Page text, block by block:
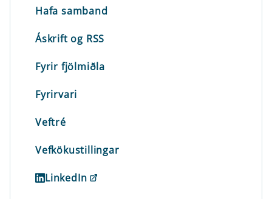
Hafa samband
Áskrift og RSS
Fyrir fjölmiðla
Fyrirvari
Veftré
Vefkökustillingar
LinkedIn